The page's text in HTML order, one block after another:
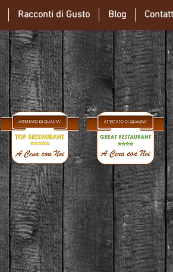
Racconti di Gusto Blog